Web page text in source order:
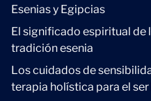
Esenias y Egipcias
El significado espiritual de
tradición esenia
Los cuidados de
terapia holística para el